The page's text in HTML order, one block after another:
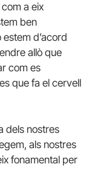
a eix
ben
d’acord
allò que
com es
que fa el cervell
dels nostres
als nostres
fonamental per